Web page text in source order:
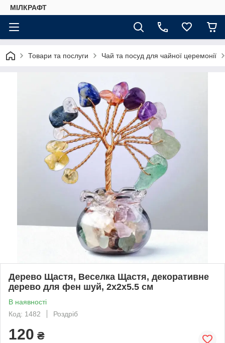
МІЛКРАФТ
Товари та послуги Чай та посуд для чайної церемонії
Дерево Щастя, Веселка Щастя, декоративне
дерево для фен шуй, 2х2х5.5 см
В наявності
Код: 1482
Роздріб
120 ₴